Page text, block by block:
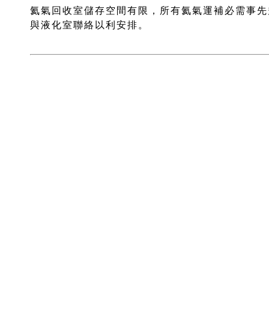
氦氣回收室儲存空間有限，所有氦氣運補必需事
與液化室聯絡以利安排。